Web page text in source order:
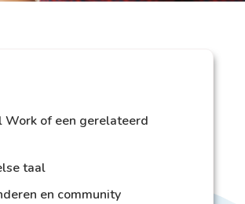
Work of een gerelateerd
taal
en community